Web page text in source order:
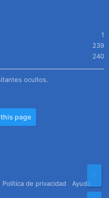
1
239
240
ocultos.
page
Política de privacidad
Ayuda